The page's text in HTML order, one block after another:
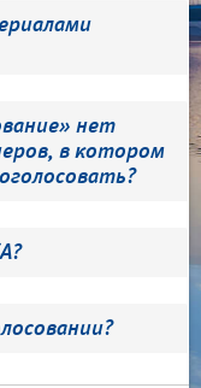
нет
в котором